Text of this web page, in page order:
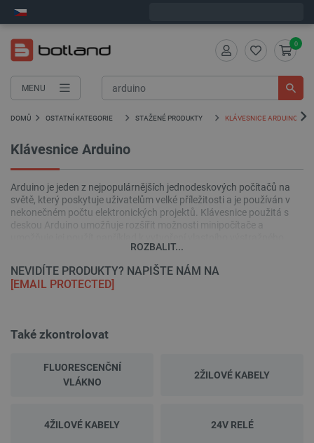
MENU
0
DOMŮ OSTATNÍ KATEGORIE STAŽENÉ PRODUKTY KLÁVESNICE ARDUINO
Klávesnice Arduino
Arduino je jeden z nejpopulárnějších jednodeskových počítačů na
světě, který poskytuje uživatelům velké příležitosti a je používán v
nekonečném počtu elektronických projektů. Klávesnice použitá s
deskou Arduino umožňuje rozšířit možnosti minipočítače a
systému nebo jednoduché kalkulačky. V této kategorii najdete
praktické klávesnice určené pro použití s Arduino - nabízíme
produkty od výrobců jako DFRobot nebo SparkFun.
ROZBALIT...
NEVIDÍTE PRODUKTY? NAPIŠTE NÁM NA
[EMAIL PROTECTED]
Také zkontrolovat
FLUORESCENČNÍ
VLÁKNO
2ŽILOVÉ KABELY
4ŽILOVÉ KABELY 24V RELÉ